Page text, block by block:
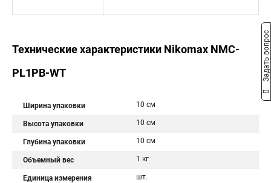
Технические характеристики Nikomax NMC-
PL1PB-WT
Ширина упаковки 10 см
Высота упаковки 10 см
Глубина упаковки 10 см
Объемный вес 1 кг
Единица измерения шт.
Задать вопрос